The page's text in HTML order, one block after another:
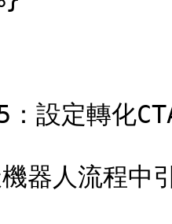
設定轉化
器人流程中